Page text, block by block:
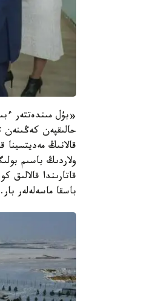
«بۇل مىندەتتەر
حالىقپەن كەڭىنەن
قالانىڭ
ولاردىڭ باسىم
قاتارىندا
باسقا ماسەلەلەر